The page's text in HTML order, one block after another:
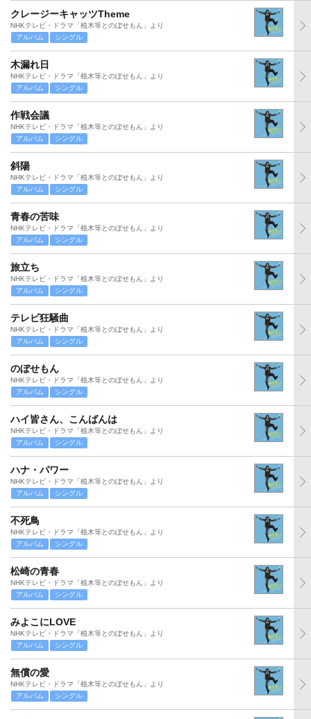
クレージーキャッツTheme
NHKテレビ・ドラマ「植木等とのぼせもん」より
アルバム
シングル
木漏れ日
NHKテレビ・ドラマ「植木等とのぼせもん」より
アルバム
シングル
作戦会議
NHKテレビ・ドラマ「植木等とのぼせもん」より
アルバム
シングル
斜陽
NHKテレビ・ドラマ「植木等とのぼせもん」より
アルバム
シングル
青春の苦味
NHKテレビ・ドラマ「植木等とのぼせもん」より
アルバム
シングル
旅立ち
NHKテレビ・ドラマ「植木等とのぼせもん」より
アルバム
シングル
テレビ狂騒曲
NHKテレビ・ドラマ「植木等とのぼせもん」より
アルバム
シングル
のぼせもん
NHKテレビ・ドラマ「植木等とのぼせもん」より
アルバム
シングル
ハイ皆さん、こんばんは
NHKテレビ・ドラマ「植木等とのぼせもん」より
アルバム
シングル
ハナ・パワー
NHKテレビ・ドラマ「植木等とのぼせもん」より
アルバム
シングル
不死鳥
NHKテレビ・ドラマ「植木等とのぼせもん」より
アルバム
シングル
松崎の青春
NHKテレビ・ドラマ「植木等とのぼせもん」より
アルバム
シングル
みよこにLOVE
NHKテレビ・ドラマ「植木等とのぼせもん」より
アルバム
シングル
無償の愛
NHKテレビ・ドラマ「植木等とのぼせもん」より
アルバム
シングル